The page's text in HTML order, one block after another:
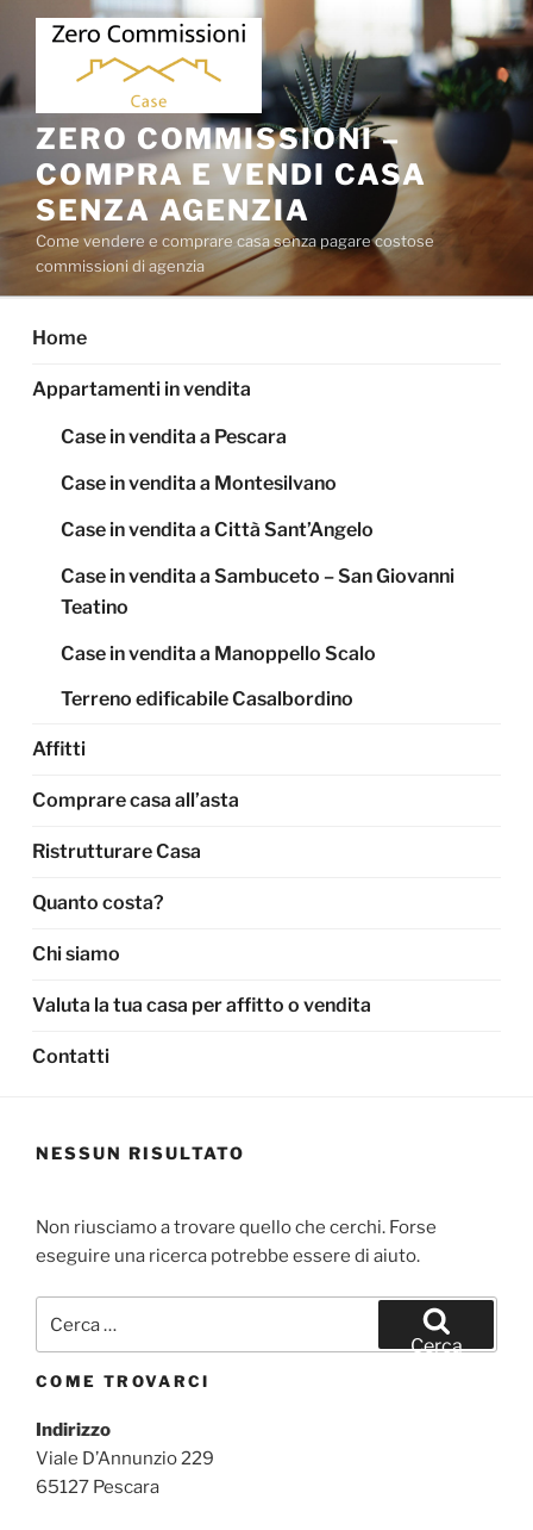
Salta
contenuto
ZERO COMMISSIONI –
COMPRA E VENDI CASA
SENZA AGENZIA
Come vendere e comprare casa senza pagare costose
commissioni di agenzia
Home
Appartamenti in vendita
Case in vendita a Pescara
Case in vendita a Montesilvano
Case in vendita a Città Sant’Angelo
Case in vendita a Sambuceto – San Giovanni
Teatino
Case in vendita a Manoppello Scalo
Terreno edificabile Casalbordino
Affitti
Comprare casa all’asta
Ristrutturare Casa
Quanto costa?
Chi siamo
Valuta la tua casa per affitto o vendita
Contatti
NESSUN RISULTATO
Non riusciamo a trovare quello che cerchi. Forse
eseguire una ricerca potrebbe essere di aiuto.
Cerca
COME TROVARCI
Indirizzo
Viale D’Annunzio 229
65127 Pescara